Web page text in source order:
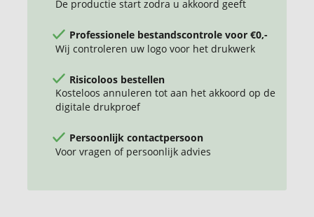
De productie start zodra u akkoord geeft
Professionele bestandscontrole voor €0,-
Wij controleren uw logo voor het drukwerk
Risicoloos bestellen
Kosteloos annuleren tot aan het akkoord op de
digitale drukproef
Persoonlijk contactpersoon
Voor vragen of persoonlijk advies